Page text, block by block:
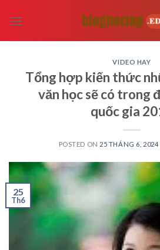
VIDEO HAY
Tổng hợp kiến thức
văn học sẽ có trong
quốc gia
POSTED ON 25 THÁNG 6, 2024
25
Th6